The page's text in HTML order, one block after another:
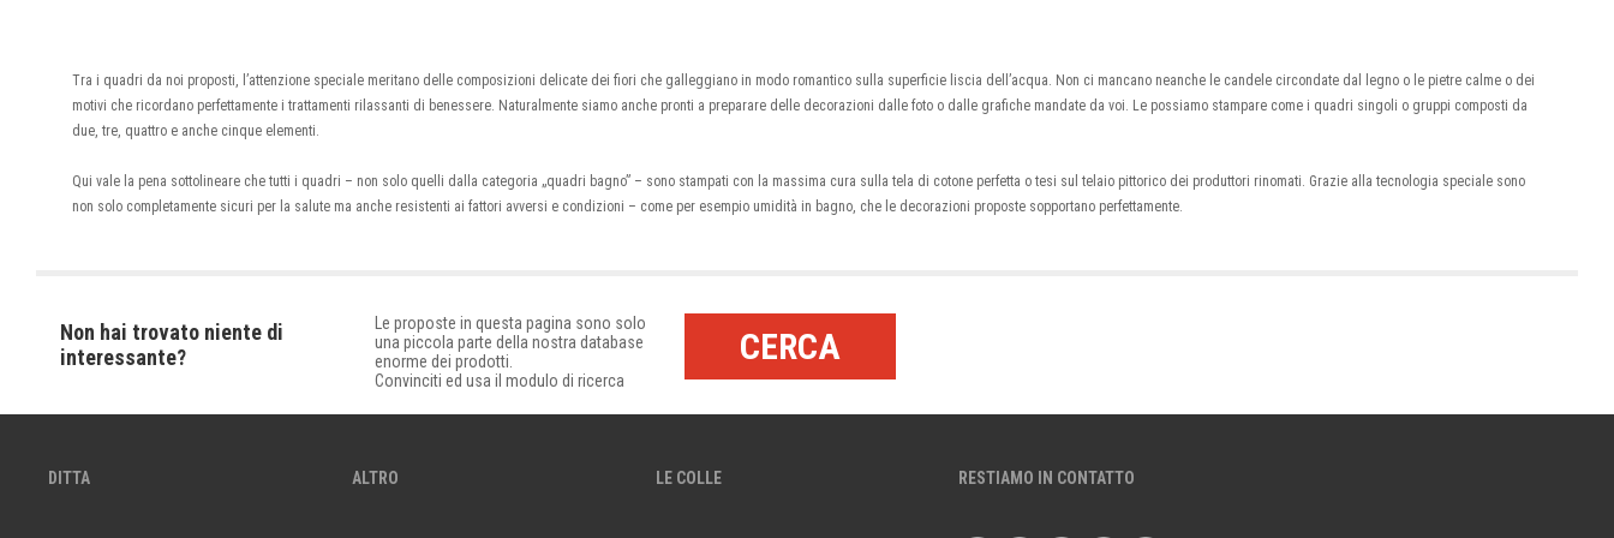
Tra i quadri da noi proposti, l’attenzione speciale meritano delle composizioni delicate dei fiori che galleggiano in modo romantico sulla superficie liscia dell’acqua. Non ci mancano neanche le candele circondate dal legno o le pietre calme o dei
motivi che ricordano perfettamente i trattamenti rilassanti di benessere. Naturalmente siamo anche pronti a preparare delle decorazioni dalle foto o dalle grafiche mandate da voi. Le possiamo stampare come i quadri singoli o gruppi composti da
due, tre, quattro e anche cinque elementi.
Qui vale la pena sottolineare che tutti i quadri – non solo quelli dalla categoria „quadri bagno” – sono stampati con la massima cura sulla tela di cotone perfetta o tesi sul telaio pittorico dei produttori rinomati. Grazie alla tecnologia speciale sono
non solo completamente sicuri per la salute ma anche resistenti ai fattori avversi e condizioni – come per esempio umidità in bagno, che le decorazioni proposte sopportano perfettamente.
Non hai trovato niente di
interessante?
Le proposte in questa pagina sono solo
una piccola parte della nostra database
enorme dei prodotti.
Convinciti ed usa il modulo di ricerca
CERCA
DITTA ALTRO LE COLLE RESTIAMO IN CONTATTO